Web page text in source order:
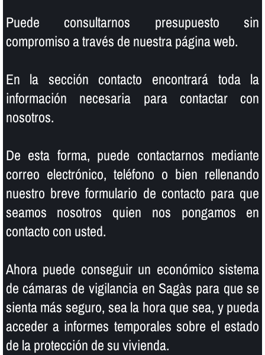
Puede consultarnos presupuesto sin
compromiso a través de nuestra página web.
En la sección contacto encontrará toda la
información necesaria para contactar con
nosotros.
De esta forma, puede contactarnos mediante
correo electrónico, teléfono o bien rellenando
nuestro breve formulario de contacto para que
seamos nosotros quien nos pongamos en
contacto con usted.
Ahora puede conseguir un económico sistema
de cámaras de vigilancia en Sagàs para que se
sienta más seguro, sea la hora que sea, y pueda
acceder a informes temporales sobre el estado
de la protección de su vivienda.